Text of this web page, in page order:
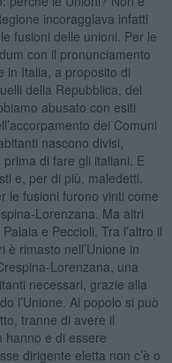
incoraggiava infatti
fusioni delle unioni. Per le
con il pronunciamento
in Italia, a proposito di
della Repubblica, del
abusato con esiti
dei Comuni
nascono divisi,
di fare gli italiani. E
e, per di più, maledetti.
le fusioni furono vinti come
Lorenzana. Ma altri
e Peccioli. Tra l’altro il
rimasto nell’Unione in
Lorenzana, una
necessari, grazie alla
l’Unione. Al popolo si può
tranne di avere il
hanno e di essere
dirigente eletta non c’è o